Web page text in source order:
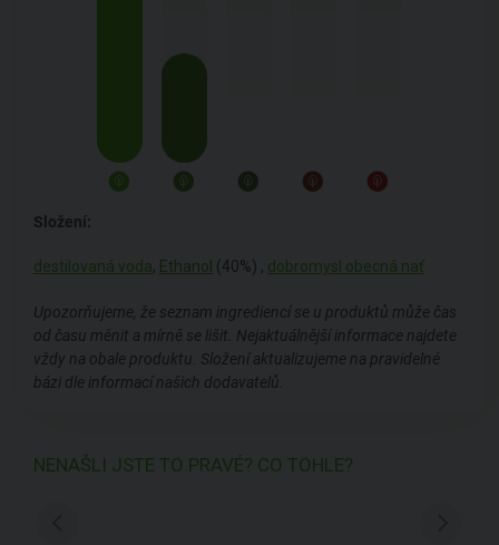
Složení:
destilovaná voda, Ethanol (40%) , dobromysl obecná nať
Upozorňujeme, že seznam ingrediencí se u produktů může čas
od času měnit a mírně se lišit. Nejaktuálnější informace najdete
vždy na obale produktu. Složení aktualizujeme na pravidelné
bázi dle informací našich dodavatelů.
NENAŠLI JSTE TO PRAVÉ? CO TOHLE?